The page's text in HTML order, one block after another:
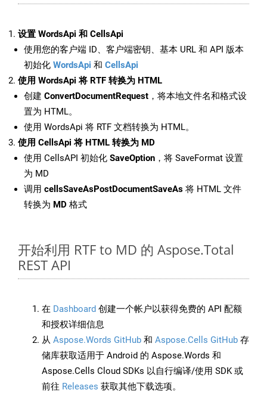
设置 WordsApi 和 CellsApi
使用您的客户端 ID、客户端密钥、基本 URL 和 API 版本
初始化 WordsApi 和 CellsApi
使用 WordsApi 将 RTF 转换为 HTML
创建 ConvertDocumentRequest ，将本地文件名和格式设
置为 HTML。
使用 WordsApi 将 RTF 文档转换为 HTML。
使用 CellsApi 将 HTML 转换为 MD
使用 CellsAPI 初始化 SaveOption ，将 SaveFormat 设置
为 MD
调用 cellsSaveAsPostDocumentSaveAs 将 HTML 文件
转换为 MD 格式
开始利用 RTF to MD 的 Aspose.Total
REST API
在 Dashboard 创建一个帐户以获得免费的 API 配额
和授权详细信息
从 Aspose.Words GitHub 和 Aspose.Cells GitHub 存
储库获取适用于 Android 的 Aspose.Words 和
Aspose.Cells Cloud SDKs 以自行编译/使用 SDK 或
前往 Releases 获取其他下载选项。